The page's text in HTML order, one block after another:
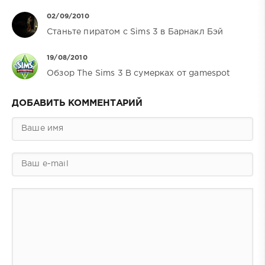
02/09/2010
Станьте пиратом с Sims 3 в Барнакл Бэй
19/08/2010
Обзор The Sims 3 В сумерках от gamespot
ДОБАВИТЬ КОММЕНТАРИЙ